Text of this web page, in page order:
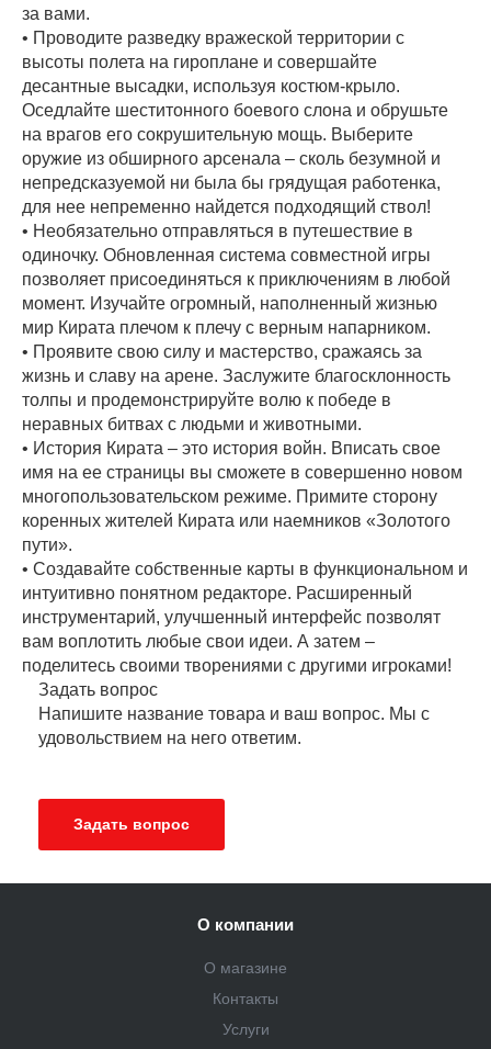
за вами.
• Проводите разведку вражеской территории с
высоты полета на гироплане и совершайте
десантные высадки, используя костюм-крыло.
Оседлайте шеститонного боевого слона и обрушьте
на врагов его сокрушительную мощь. Выберите
оружие из обширного арсенала – сколь безумной и
непредсказуемой ни была бы грядущая работенка,
для нее непременно найдется подходящий ствол!
• Необязательно отправляться в путешествие в
одиночку. Обновленная система совместной игры
позволяет присоединяться к приключениям в любой
момент. Изучайте огромный, наполненный жизнью
мир Кирата плечом к плечу с верным напарником.
• Проявите свою силу и мастерство, сражаясь за
жизнь и славу на арене. Заслужите благосклонность
толпы и продемонстрируйте волю к победе в
неравных битвах с людьми и животными.
• История Кирата – это история войн. Вписать свое
имя на ее страницы вы сможете в совершенно новом
многопользовательском режиме. Примите сторону
коренных жителей Кирата или наемников «Золотого
пути».
• Создавайте собственные карты в функциональном и
интуитивно понятном редакторе. Расширенный
инструментарий, улучшенный интерфейс позволят
вам воплотить любые свои идеи. А затем –
поделитесь своими творениями с другими игроками!
Задать вопрос
Напишите название товара и ваш вопрос. Мы с
удовольствием на него ответим.
Задать вопрос
О компании
О магазине
Контакты
Услуги